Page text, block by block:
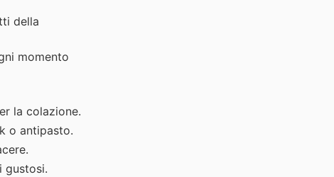
della
momento
la colazione.
o antipasto.
gustosi.